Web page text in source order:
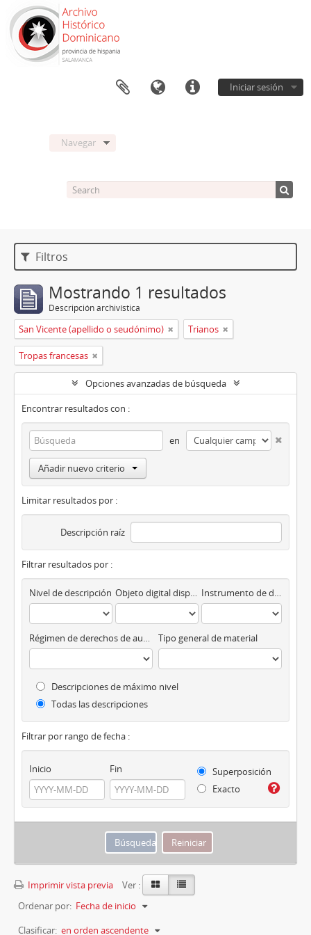
Iniciar sesión
Navegar
Filtros
Mostrando 1 resultados
Descripción archivística
San Vicente (apellido o seudónimo) Trianos
Tropas francesas
Opciones avanzadas de búsqueda
Encontrar resultados con :
en
Añadir nuevo criterio
Limitar resultados por :
Descripción raíz
Filtrar resultados por :
Nivel de descripción Objeto digital disponibles Instrumento de descripción
Régimen de derechos de autor Tipo general de material
Descripciones de máximo nivel
Todas las descripciones
Filtrar por rango de fecha :
Inicio Fin
Superposición
Exacto
Imprimir vista previa
Ver :
Ordenar por: Fecha de inicio
Clasificar: en orden ascendente